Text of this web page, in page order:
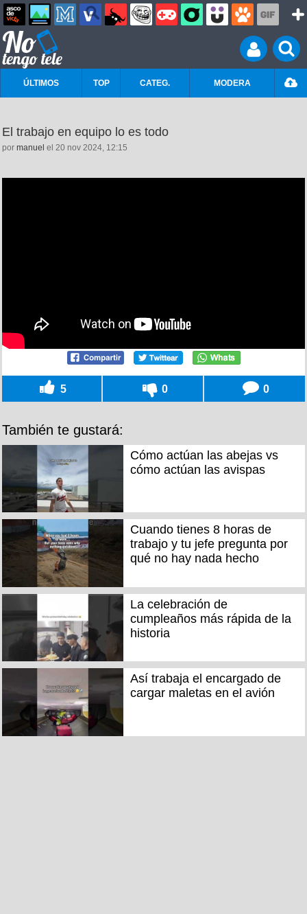
ÚLTIMOS TOP CATEG. MODERA
El trabajo en equipo lo es todo
por manuel el 20 nov 2024, 12:15
5 0 0
También te gustará:
Cómo actúan las abejas vs
cómo actúan las avispas
Cuando tienes 8 horas de
trabajo y tu jefe pregunta por
qué no hay nada hecho
La celebración de
cumpleaños más rápida de la
historia
Así trabaja el encargado de
cargar maletas en el avión